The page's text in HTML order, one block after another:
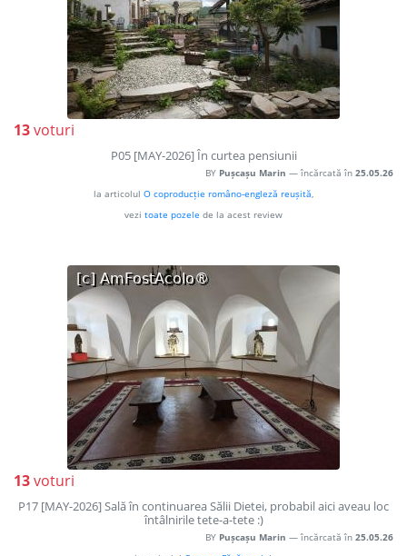
13voturi
P05 [MAY-2026] În curtea pensiunii
BY Pușcașu Marin — încărcată în 25.05.26
la articolul O coproducție româno-engleză reușită,
vezi toate pozele de la acest review
13voturi
P17 [MAY-2026] Sală în continuarea Sălii Dietei, probabil aici aveau loc
întâlnirile tete-a-tete :)
BY Pușcașu Marin — încărcată în 25.05.26